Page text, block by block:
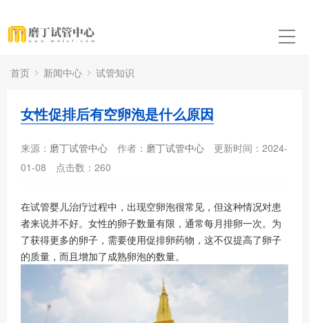
首页 新闻中心 试管知识
女性促排后有空卵泡是什么原因
来源： 磨丁试管中心 作者： 磨丁试管中心
更新时间：2024-
01-08
点击数： 260
在试管婴儿治疗过程中，出现空卵泡很常见，但这种情况对患
者来说并不好。女性的卵子数量有限，通常每月排卵一次。为
了获得更多的卵子，需要使用促排卵药物，这不仅提高了卵子
的质量，而且增加了成熟卵泡的数量。